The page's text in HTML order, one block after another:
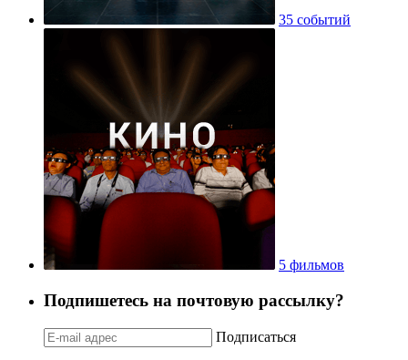
35 событий
5 фильмов
Подпишетесь на почтовую рассылку?
Подписаться